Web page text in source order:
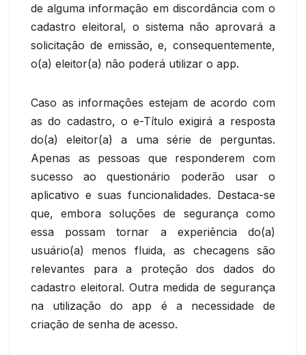
de alguma informação em discordância com o
cadastro eleitoral, o sistema não aprovará a
solicitação de emissão, e, consequentemente,
o(a) eleitor(a) não poderá utilizar o app.
Caso as informações estejam de acordo com
as do cadastro, o e-Título exigirá a resposta
do(a) eleitor(a) a uma série de perguntas.
Apenas as pessoas que responderem com
sucesso ao questionário poderão usar o
aplicativo e suas funcionalidades. Destaca-se
que, embora soluções de segurança como
essa possam tornar a experiência do(a)
usuário(a) menos fluida, as checagens são
relevantes para a proteção dos dados do
cadastro eleitoral. Outra medida de segurança
na utilização do app é a necessidade de
criação de senha de acesso.